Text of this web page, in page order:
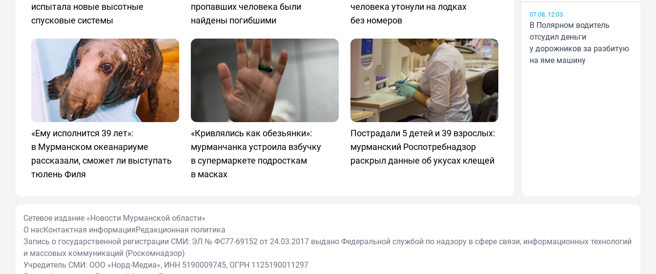
испытала новые высотные
спусковые системы
пропавших человека были
найдены погибшими
человека утонули на лодках
без номеров
«Ему исполнится 39 лет»:
в Мурманском океанариуме
рассказали, сможет ли выступать
тюлень Филя
«Кривлялись как обезьянки»:
мурманчанка устроила взбучку
в супермаркете подросткам
в масках
Пострадали 5 детей и 39 взрослых:
мурманский Роспотребнадзор
раскрыл данные об укусах клещей
07.08, 12:03
В Полярном водитель
отсудил деньги
у дорожников за разбитую
на яме машину
Сетевое издание «Новости Мурманской области»
О насКонтактная информацияРедакционная политика
Запись о государственной регистрации СМИ: ЭЛ № ФС77-69152 от 24.03.2017 выдано Федеральной службой по надзору в сфере связи, информационных технологий
и массовых коммуникаций (Роскомнадзор)
Учредитель СМИ: ООО «Норд-Медиа», ИНН 5190009745, ОГРН 1125190011297